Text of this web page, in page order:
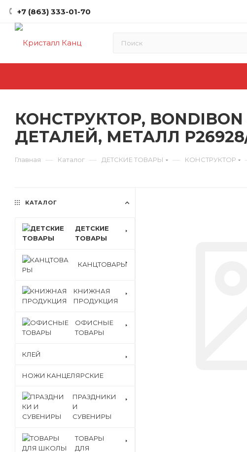
+7 (863) 333-01-70
КОНСТРУКТОР,
ДЕТАЛЕЙ, МЕТАЛЛ
Главная — Каталог — ДЕТСКИЕ ТОВАРЫ — КОНСТРУКТОР
КАТАЛОГ
ДЕТСКИЕ
ТОВАРЫ
КАНЦТОВАРЫ
КНИЖНАЯ
ПРОДУКЦИЯ
ОФИСНЫЕ
ТОВАРЫ
КЛЕЙ
НОЖИ КАНЦЕЛЯРСКИЕ
ПРАЗДНИКИ
И
СУВЕНИРЫ
ТОВАРЫ
ДЛЯ